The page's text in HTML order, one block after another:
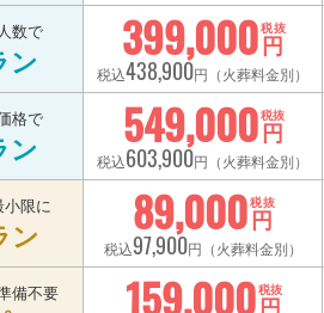
数で
ン 399,000円
税抜
税込438,900円（火葬料金別）
格で
ン 549,000円
税抜
税込603,900円（火葬料金別）
限に
ン 89,000円
税抜
税込97,900円（火葬料金別）
備不要 159,000税抜